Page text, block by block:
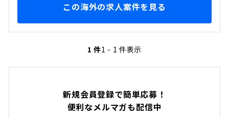
新規会員登録で簡単応募！
便利なメルマガも配信中
この海外の求人案件を見る
1 件1 - 1 件表示